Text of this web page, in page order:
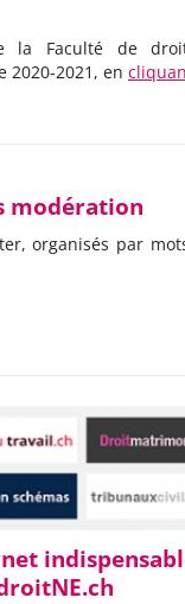
la Faculté de
2020-2021, en
modération
organisés par